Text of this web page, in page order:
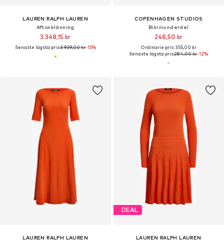
LAUREN RALPH LAUREN
Aftonklänning
3 348,15 kr
Senaste lägsta pris:3 939,00 kr-15%
COPENHAGEN STUDIOS
Bikiniunderdel
248,50 kr
Ordinarie pris: 355,00 kr
Senaste lägsta pris:284,00 kr-12%
LAUREN RALPH LAUREN
DEAL
LAUREN RALPH LAUREN